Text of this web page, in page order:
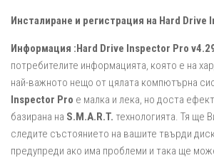
Инсталиране и регистрация на Hard Drive
Информация :Hard Drive Inspector Pro
потребителите информацията, която е на
най-важното нещо от цялата компютърна
Inspector Pro e малка и лека, но доста
базирана на S.M.A.R.T. технологията. Тя ще
следите състоянието на вашите твърди
предупреди ако има проблеми и така ще